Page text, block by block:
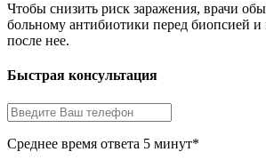
Чтобы снизить риск заражения, врачи
больному антибиотики перед биопсией и
после нее.
Быстрая консультация
Среднее время ответа 5 минут*